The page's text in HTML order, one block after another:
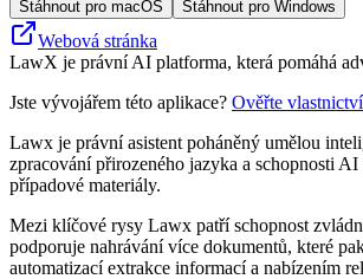
Stáhnout pro macOS Stáhnout pro Windows
Webová stránka
LawX je právní AI platforma, která pomáhá
Jste vývojářem této aplikace? Ověřte vlastnictví
Lawx je právní asistent poháněný umělou
zpracování přirozeného jazyka a schopnosti
případové materiály.
Mezi klíčové rysy Lawx patří schopnost
podporuje nahrávání více dokumentů, které
automatizací extrakce informací a nabízením